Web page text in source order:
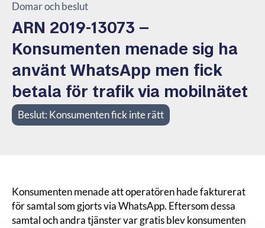
Domar och beslut
ARN 2019-13073 –
Konsumenten menade sig ha
använt WhatsApp men fick
betala för trafik via mobilnätet
Beslut: Konsumenten fick inte rätt
Konsumenten menade att operatören hade fakturerat
för samtal som gjorts via WhatsApp. Eftersom dessa
samtal och andra tjänster var gratis blev konsumenten